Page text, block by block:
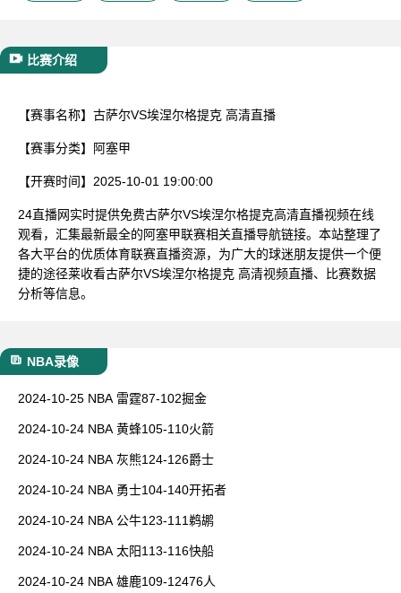
比赛介绍
【赛事名称】 古萨尔VS埃涅尔格提克 高清直播
【赛事分类】 阿塞甲
【开赛时间】 2025-10-01 19:00:00
24直播网实时提供免费古萨尔VS埃涅尔格提克高清直播视频在线
观看，汇集最新最全的阿塞甲联赛相关直播导航链接。本站整理了
各大平台的优质体育联赛直播资源，为广大的球迷朋友提供一个便
捷的途径莱收看古萨尔VS埃涅尔格提克 高清视频直播、比赛数据
分析等信息。
NBA录像
2024-10-25 NBA 雷霆87-102掘金
2024-10-24 NBA 黄蜂105-110火箭
2024-10-24 NBA 灰熊124-126爵士
2024-10-24 NBA 勇士104-140开拓者
2024-10-24 NBA 公牛123-111鹈鹕
2024-10-24 NBA 太阳113-116快船
2024-10-24 NBA 雄鹿109-12476人